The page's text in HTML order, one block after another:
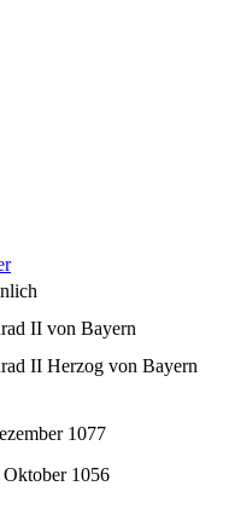
II von Bayern
II Herzog von Bayern
1077
1056